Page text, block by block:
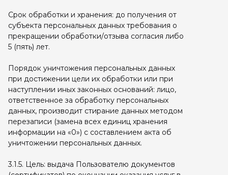
Срок обработки и хранения: до получения от
субъекта персональных данных требования о
прекращении обработки/отзыва согласия либо
5 (пять) лет.
Порядок уничтожения персональных данных
при достижении цели их обработки или при
наступлении иных законных оснований: лицо,
ответственное за обработку персональных
данных, производит стирание данных методом
перезаписи (замена всех единиц хранения
информации на «0») с составлением акта об
уничтожении персональных данных.
3.1.5. Цель: выдача Пользователю документов